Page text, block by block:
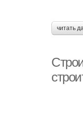
читать